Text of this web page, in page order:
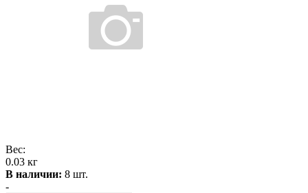
Вес:
0.03 кг
В наличии: 8 шт.
-